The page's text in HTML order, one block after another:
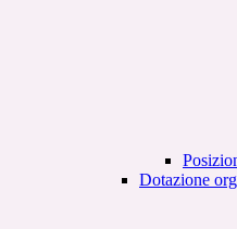
Dotazione